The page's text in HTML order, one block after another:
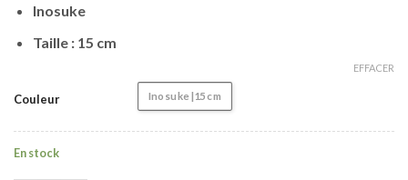
Inosuke
Taille : 15 cm
Couleur Inosuke |15 cm
EFFACER
En stock